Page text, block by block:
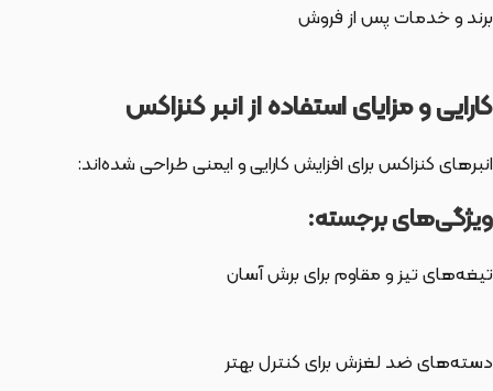
برند و خدمات پس از فروش
کارایی و مزایای استفاده از انبر کنزاکس
انبرهای کنزاکس برای افزایش کارایی و ایمنی طراحی شده‌اند:
ویژگی‌های برجسته:
تیغه‌های تیز و مقاوم برای برش آسان
دسته‌های ضد لغزش برای کنترل بهتر